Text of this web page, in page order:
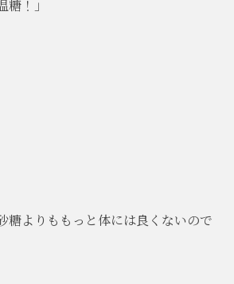
！」
糖よりももっと体には良くないので